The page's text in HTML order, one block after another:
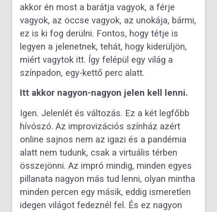
akkor én most a barátja vagyok, a férje
vagyok, az öccse vagyok, az unokája, bármi,
ez is ki fog derülni. Fontos, hogy tétje is
legyen a jelenetnek, tehát, hogy kiderüljön,
miért vagytok itt. Így felépül egy világ a
színpadon, egy-kettő perc alatt.
Itt akkor nagyon-nagyon jelen kell lenni.
Igen. Jelenlét és változás. Ez a két legfőbb
hívószó. Az improvizációs színház azért
online sajnos nem az igazi és a pandémia
alatt nem tudunk, csak a virtuális térben
összejönni. Az impró mindig, minden egyes
pillanata nagyon más tud lenni, olyan mintha
minden percen egy másik, eddig ismeretlen
idegen világot fedeznél fel. És ez nagyon